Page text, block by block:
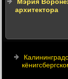
архитектора